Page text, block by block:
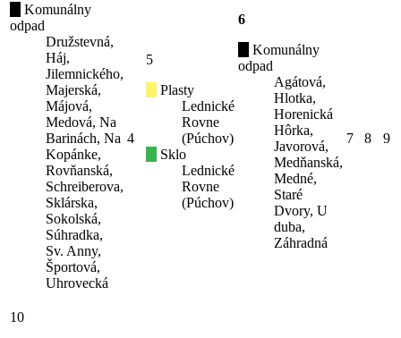
Komunálny
odpad
Družstevná,
Háj,
Jilemnického,
Majerská,
Májová,
Medová, Na
Barinách, Na
Kopánke,
Rovňanská,
Schreiberova,
Sklárska,
Sokolská,
Súhradka,
Sv. Anny,
Športová,
Uhrovecká
4
5
Plasty
Lednické
Rovne
(Púchov)
Sklo
Lednické
Rovne
(Púchov)
6
Komunálny
odpad
Agátová,
Hlotka,
Horenická
Hôrka,
Javorová,
Medňanská,
Medné,
Staré
Dvory, U
duba,
Záhradná
7 8 9
10